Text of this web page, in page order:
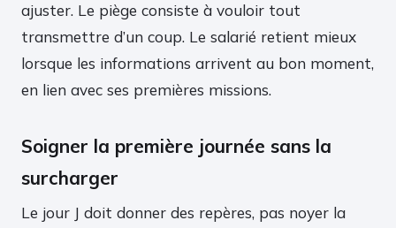
ajuster. Le piège consiste à vouloir tout
transmettre d’un coup. Le salarié retient mieux
lorsque les informations arrivent au bon moment,
en lien avec ses premières missions.
Soigner la première journée sans la
surcharger
Le jour J doit donner des repères, pas noyer la